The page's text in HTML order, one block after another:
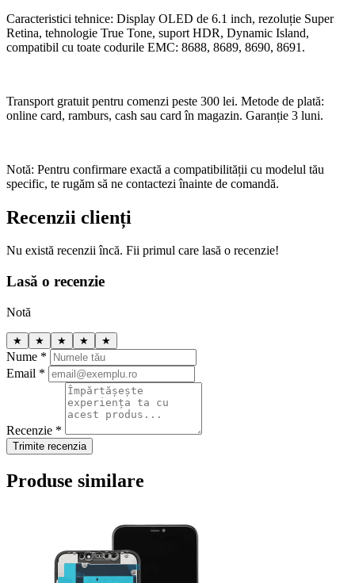
Caracteristici tehnice: Display OLED de 6.1 inch, rezoluție Super
Retina, tehnologie True Tone, suport HDR, Dynamic Island,
compatibil cu toate codurile EMC: 8688, 8689, 8690, 8691.
Transport gratuit pentru comenzi peste 300 lei. Metode de plată:
online card, ramburs, cash sau card în magazin. Garanție 3 luni.
Notă: Pentru confirmare exactă a compatibilității cu modelul tău
specific, te rugăm să ne contactezi înainte de comandă.
Recenzii clienți
Nu există recenzii încă. Fii primul care lasă o recenzie!
Lasă o recenzie
Notă
★ ★ ★ ★ ★
Nume *
Email *
Recenzie *
Trimite recenzia
Produse similare